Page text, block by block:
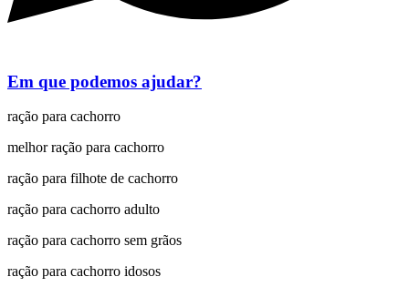
Em que podemos ajudar?
ração para cachorro
melhor ração para cachorro
ração para filhote de cachorro
ração para cachorro adulto
ração para cachorro sem grãos
ração para cachorro idosos